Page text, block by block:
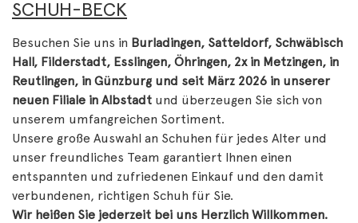
SCHUH-BECK
Besuchen Sie uns in Burladingen, Satteldorf, Schwäbisch
Hall, Filderstadt, Esslingen, Öhringen, 2x in Metzingen, in
Reutlingen, in Günzburg und seit März 2026 in unserer
neuen Filiale in Albstadt und überzeugen Sie sich von
unserem umfangreichen Sortiment.
Unsere große Auswahl an Schuhen für jedes Alter und
unser freundliches Team garantiert Ihnen einen
entspannten und zufriedenen Einkauf und den damit
verbundenen, richtigen Schuh für Sie.
Wir heißen Sie jederzeit bei uns Herzlich Willkommen.